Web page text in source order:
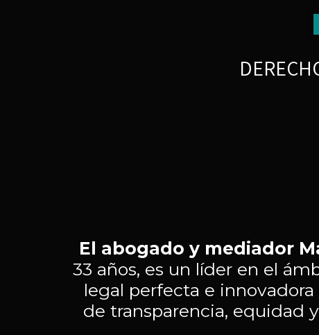
El abogado y mediador
33 años, es un líder en el
legal perfecta e
de transparencia, equidad